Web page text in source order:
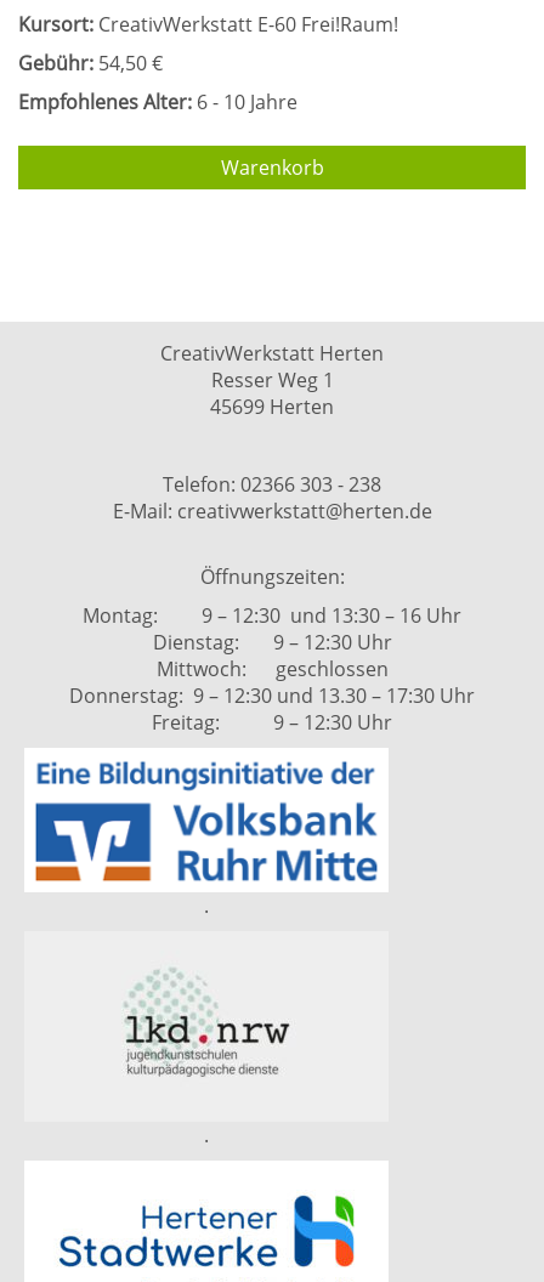
Kursort: CreativWerkstatt E-60 Frei!Raum!
Gebühr: 54,50 €
Empfohlenes Alter: 6 - 10 Jahre
Warenkorb
CreativWerkstatt Herten
Resser Weg 1
45699 Herten
Telefon: 02366 303 - 238
E-Mail: creativwerkstatt@herten.de
Öffnungszeiten:
Montag: 9 – 12:30 und 13:30 – 16 Uhr
Dienstag: 9 – 12:30 Uhr
Mittwoch: geschlossen
Donnerstag: 9 – 12:30 und 13.30 – 17:30 Uhr
Freitag: 9 – 12:30 Uhr
.
.